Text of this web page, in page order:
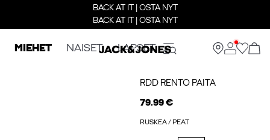
BACK AT IT | OSTA NYT
BACK AT IT | OSTA NYT
MIEHET NAISET LAPSET
RDD RENTO PAITA
79.99 €
RUSKEA / PEAT